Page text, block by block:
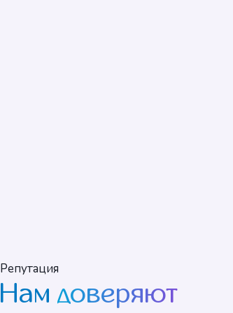
Репутация
Нам доверяют